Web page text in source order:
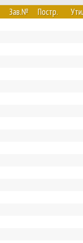
Зав.№ Постр.